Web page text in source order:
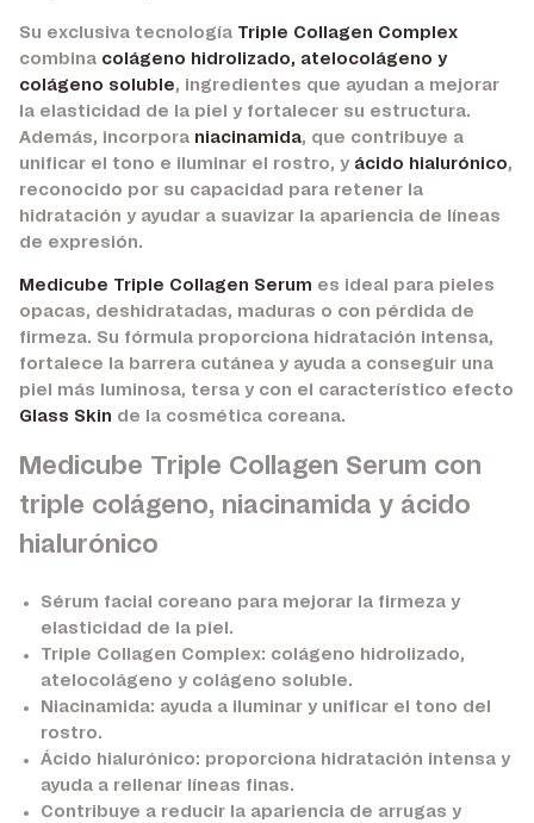
Su exclusiva tecnología Triple Collagen Complex
combina colágeno hidrolizado, atelocolágeno y
colágeno soluble, ingredientes que ayudan a mejorar
la elasticidad de la piel y fortalecer su estructura.
Además, incorpora niacinamida, que contribuye a
unificar el tono e iluminar el rostro, y ácido hialurónico,
reconocido por su capacidad para retener la
hidratación y ayudar a suavizar la apariencia de líneas
de expresión.
Medicube Triple Collagen Serum es ideal para pieles
opacas, deshidratadas, maduras o con pérdida de
firmeza. Su fórmula proporciona hidratación intensa,
fortalece la barrera cutánea y ayuda a conseguir una
piel más luminosa, tersa y con el característico efecto
Glass Skin de la cosmética coreana.
Medicube Triple Collagen Serum con
triple colágeno, niacinamida y ácido
hialurónico
Sérum facial coreano para mejorar la firmeza y
elasticidad de la piel.
Triple Collagen Complex: colágeno hidrolizado,
atelocolágeno y colágeno soluble.
Niacinamida: ayuda a iluminar y unificar el tono del
rostro.
Ácido hialurónico: proporciona hidratación intensa y
ayuda a rellenar líneas finas.
Contribuye a reducir la apariencia de arrugas y